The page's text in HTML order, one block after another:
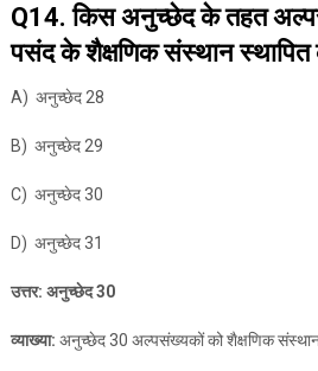
Q14. किस अनुच्छेद के तहत
पसंद के शैक्षणिक संस्थान
A) अनुच्छेद 28
B) अनुच्छेद 29
C) अनुच्छेद 30
D) अनुच्छेद 31
उत्तर: अनुच्छेद 30
व्याख्या: अनुच्छेद 30 अल्पसंख्यकों को शैक्षणिक संस्थान